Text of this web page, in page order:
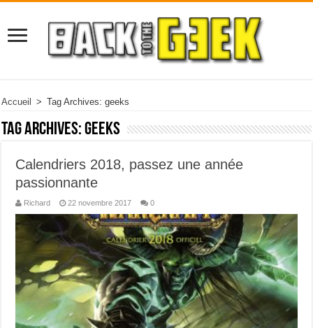
Accueil > Tag Archives: geeks
Tag Archives:geeks
Calendriers 2018, passez une année
passionnante
Richard 22 novembre 2017 0